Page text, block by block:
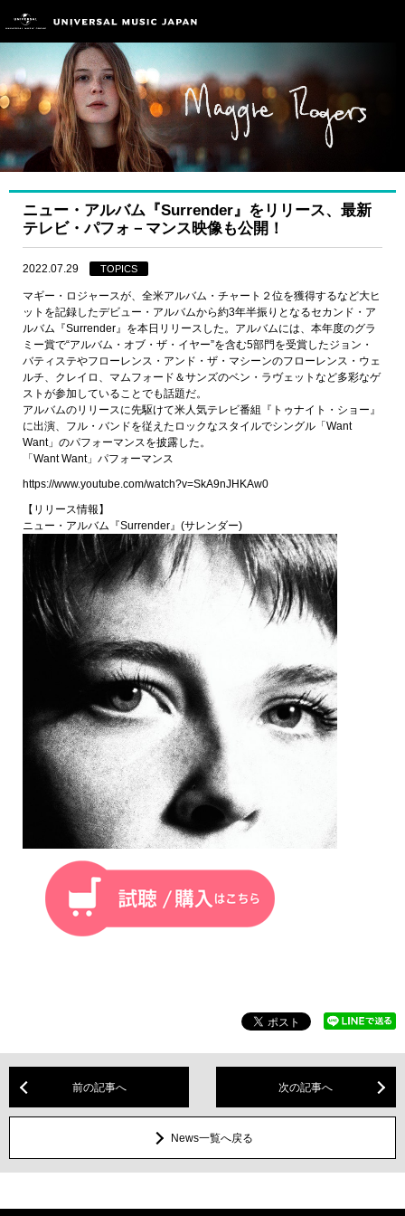
ニュー・アルバム『Surrender』をリリース、最新
テレビ・パフォ－マンス映像も公開！
2022.07.29 TOPICS
マギー・ロジャースが、全米アルバム・チャート２位を獲得するなど大ヒ
ットを記録したデビュー・アルバムから約3年半振りとなるセカンド・ア
ルバム『Surrender』を本日リリースした。アルバムには、本年度のグラ
ミー賞で“アルバム・オブ・ザ・イヤー”を含む5部門を受賞したジョン・
バティステやフローレンス・アンド・ザ・マシーンのフローレンス・ウェ
ルチ、クレイロ、マムフォード＆サンズのベン・ラヴェットなど多彩なゲ
ストが参加していることでも話題だ。
アルバムのリリースに先駆けて米人気テレビ番組『トゥナイト・ショー』
に出演、フル・バンドを従えたロックなスタイルでシングル「Want
Want」のパフォーマンスを披露した。
「Want Want」パフォーマンス
https://www.youtube.com/watch?v=SkA9nJHKAw0
【リリース情報】
ニュー・アルバム『Surrender』(サレンダー)
前の記事へ 次の記事へ
News一覧へ戻る